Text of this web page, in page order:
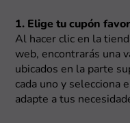
1. Elige tu cupón
Al hacer clic en la
web, encontrarás una
ubicados en la parte
cada uno y selecciona
adapte a tus